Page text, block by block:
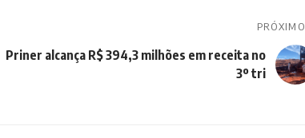
PRÓXIMO
Priner alcança R$ 394,3 milhões em receita no
3º tri